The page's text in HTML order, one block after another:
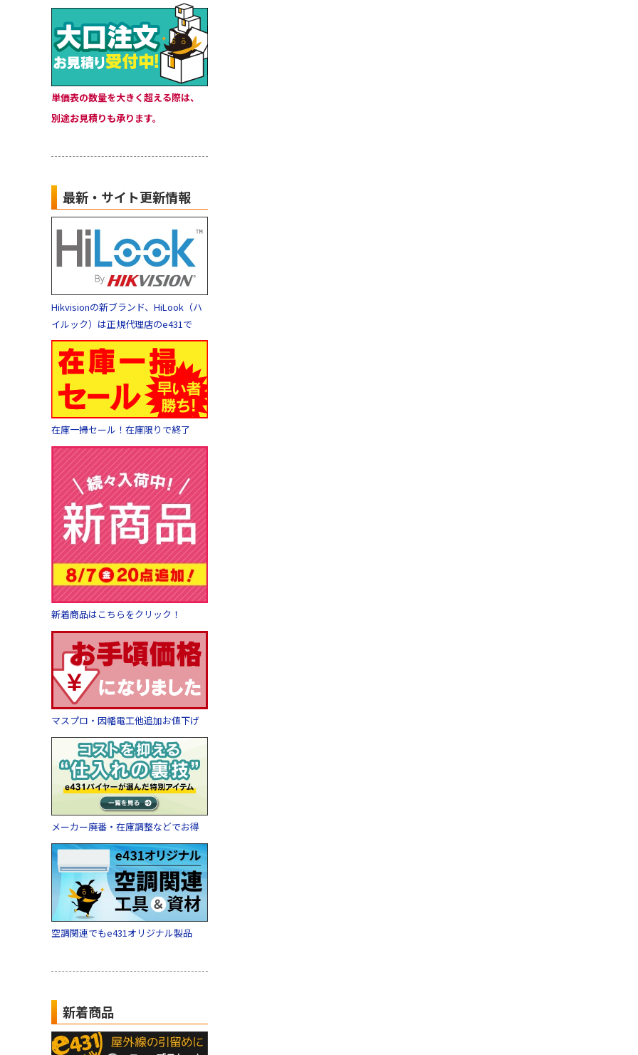
単価表の数量を大きく超える際は、
別途お見積りも承ります。
最新・サイト更新情報
Hikvisionの新ブランド、HiLook（ハ
イルック）は正規代理店のe431で
在庫一掃セール！在庫限りで終了
新着商品はこちらをクリック！
マスプロ・因幡電工他追加お値下げ
メーカー廃番・在庫調整などでお得
空調関連でもe431オリジナル製品
新着商品